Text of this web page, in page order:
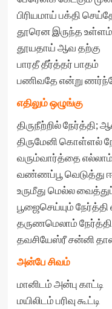
பிரியமாய் பக்தி
தூரென இருந்த உள்ளம்
தூயதாய் ஆவ தற்கு
பாரதீ தீர்த்தர் பாதம்
பணிவதே என்று
எதிலும் ஒழுங்கு
திருநீற்றில் நேர்த்தி;
திருமேனி கொள்ளல்
வரும்வார்த்தை எல்லாம்
வண்ணப்பூ வெடுத்து
உருமீது மெல்ல
பூஜைசெய்யும் நேர்த்தி
தருணமெலாம்
தவசியேஸ்ரீ சன்னி
அன்பே சிவம்
மானிடம் அன்பு காட்டி
மயிலிடம் பரிவு கூட்டி